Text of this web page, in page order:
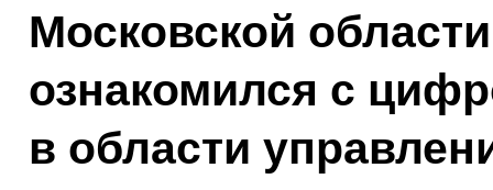
Московской
ознакомился с
в области